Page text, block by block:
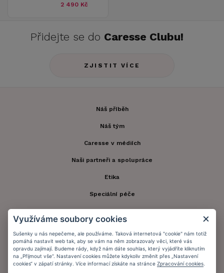
2 490 Kč
Přidejte se do Caresse Clubu!
ZJISTIT VÍCE
Náš příběh
Náš tým
Caresse v médiích
Naši partneři a spolupráce
Etika
Speciální péče
Kontakt
Registrace zákazníka
Doprava a platba
Využíváme soubory cookies
Sušenky u nás nepečeme, ale používáme. Taková internetová "cookie" nám totiž
pomáhá nastavit web tak, aby se vám na něm zobrazovaly věci, které vás
opravdu zajímají. Budeme rády, když nám dáte souhlas, který vyjádříte kliknutím
na „Přijmout vše“. Nastavení cookies můžete kdykoliv změnit přes „Nastavení
cookies“ v zápatí stránky. Více informací získáte na stránce Zpracování cookies